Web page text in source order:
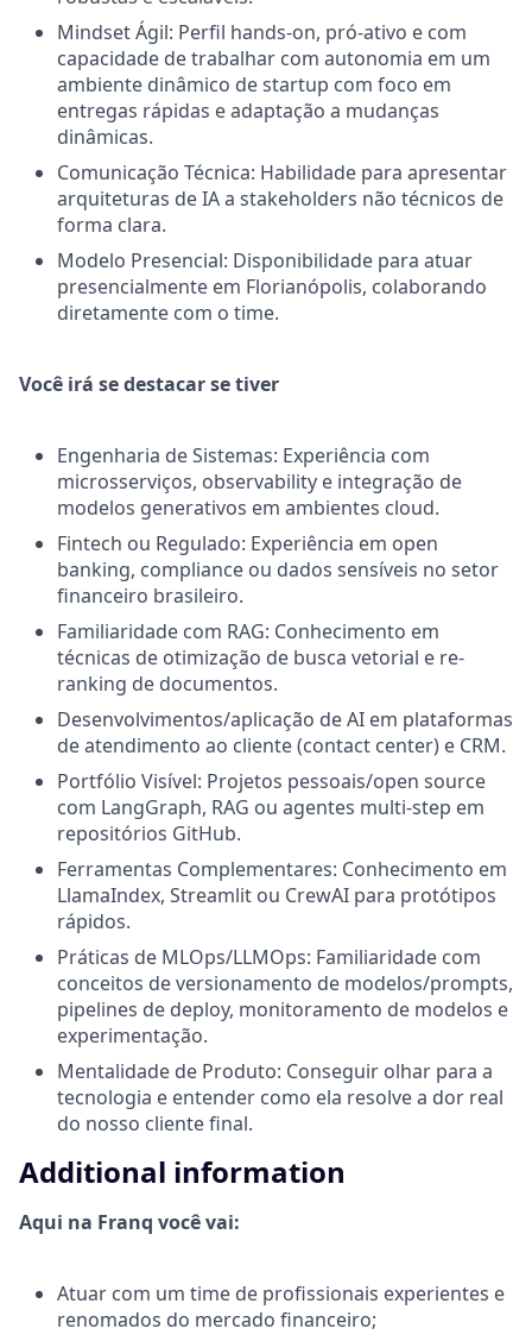
Mindset Ágil: Perfil hands-on, pró-ativo e com
capacidade de trabalhar com autonomia em um
ambiente dinâmico de startup com foco em
entregas rápidas e adaptação a mudanças
dinâmicas.
Comunicação Técnica: Habilidade para apresentar
arquiteturas de IA a stakeholders não técnicos de
forma clara.
Modelo Presencial: Disponibilidade para atuar
presencialmente em Florianópolis, colaborando
diretamente com o time.
Você irá se destacar se tiver
Engenharia de Sistemas: Experiência com
microsserviços, observability e integração de
modelos generativos em ambientes cloud.
Fintech ou Regulado: Experiência em open
banking, compliance ou dados sensíveis no setor
financeiro brasileiro.
Familiaridade com RAG: Conhecimento em
técnicas de otimização de busca vetorial e re-
ranking de documentos.
Desenvolvimentos/aplicação de AI em plataformas
de atendimento ao cliente (contact center) e CRM.
Portfólio Visível: Projetos pessoais/open source
com LangGraph, RAG ou agentes multi-step em
repositórios GitHub.
Ferramentas Complementares: Conhecimento em
LlamaIndex, Streamlit ou CrewAI para protótipos
rápidos.
Práticas de MLOps/LLMOps: Familiaridade com
conceitos de versionamento de modelos/prompts,
pipelines de deploy, monitoramento de modelos e
experimentação.
Mentalidade de Produto: Conseguir olhar para a
tecnologia e entender como ela resolve a dor real
do nosso cliente final.
Additional information
Aqui na Franq você vai:
Atuar com um time de profissionais experientes e
renomados do mercado financeiro;